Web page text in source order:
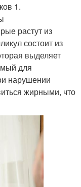
1.
растут из
состоит из
выделяет
для
нарушении
жирными, что